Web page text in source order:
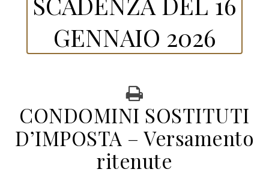
GENNAIO 2026
CONDOMINI SOSTITUTI
D’IMPOSTA – Versamento
ritenute